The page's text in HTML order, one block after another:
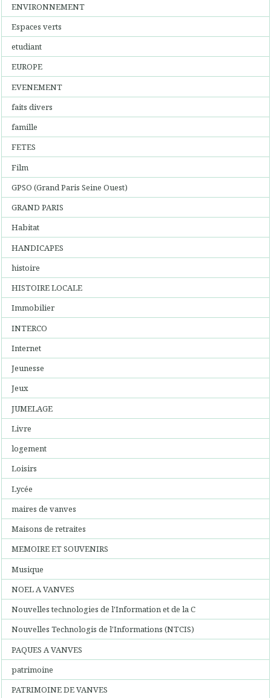
ENVIRONNEMENT
Espaces verts
etudiant
EUROPE
EVENEMENT
faits divers
famille
FETES
Film
GPSO (Grand Paris Seine Ouest)
GRAND PARIS
Habitat
HANDICAPES
histoire
HISTOIRE LOCALE
Immobilier
INTERCO
Internet
Jeunesse
Jeux
JUMELAGE
Livre
logement
Loisirs
Lycée
maires de vanves
Maisons de retraites
MEMOIRE ET SOUVENIRS
Musique
NOEL A VANVES
Nouvelles technologies de l'Information et de la C
Nouvelles Technologis de l'Informations (NTCIS)
PAQUES A VANVES
patrimoine
PATRIMOINE DE VANVES